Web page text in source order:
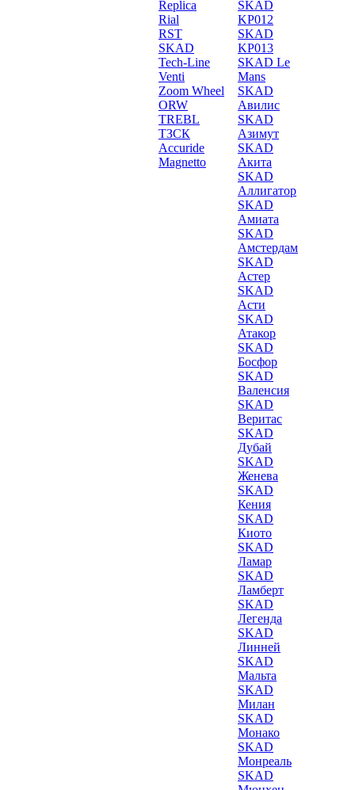
Replica
Rial
RST
SKAD
Tech-Line
Venti
Zoom Wheel
ORW
TREBL
ТЗСК
Accuride
Magnetto
SKAD
KP012
SKAD
KP013
SKAD Le
Mans
SKAD
Авилис
SKAD
Азимут
SKAD
Акита
SKAD
Аллигатор
SKAD
Амиата
SKAD
Амстердам
SKAD
Астер
SKAD
Асти
SKAD
Атакор
SKAD
Босфор
SKAD
Валенсия
SKAD
Веритас
SKAD
Дубай
SKAD
Женева
SKAD
Кения
SKAD
Киото
SKAD
Ламар
SKAD
Ламберт
SKAD
Легенда
SKAD
Линней
SKAD
Мальта
SKAD
Милан
SKAD
Монако
SKAD
Монреаль
SKAD